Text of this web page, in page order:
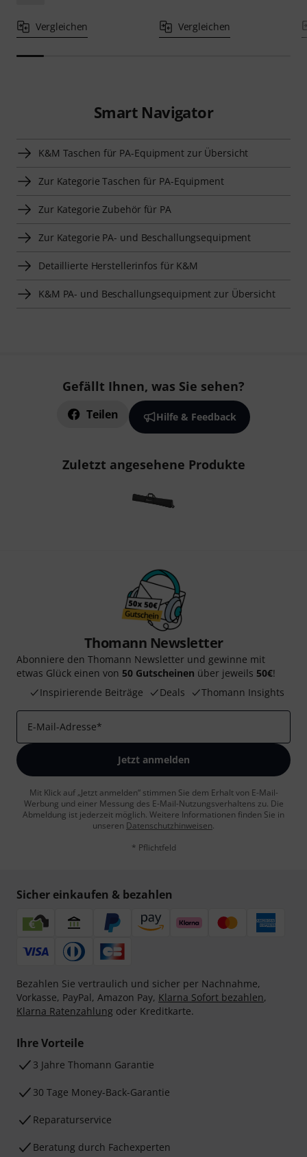
Vergleichen Vergleichen
Smart Navigator
K&M Taschen für PA-Equipment zur Übersicht
Zur Kategorie Taschen für PA-Equipment
Zur Kategorie Zubehör für PA
Zur Kategorie PA- und Beschallungsequipment
Detaillierte Herstellerinfos für K&M
K&M PA- und Beschallungsequipment zur Übersicht
Gefällt Ihnen, was Sie sehen?
Teilen Hilfe & Feedback
Zuletzt angesehene Produkte
Thomann Newsletter
Abonniere den Thomann Newsletter und gewinne mit
etwas Glück einen von 50 Gutscheinen über jeweils 50€!
Inspirierende Beiträge
Deals Thomann Insights
E-Mail-Adresse*
Jetzt anmelden
Mit Klick auf „Jetzt anmelden“ stimmen Sie dem Erhalt von E-Mail-
Werbung und einer Messung des E-Mail-Nutzungsverhaltens zu. Die
Abmeldung ist jederzeit möglich. Weitere Informationen finden Sie in
unseren Datenschutzhinweisen.
* Pflichtfeld
Sicher einkaufen & bezahlen
Bezahlen Sie vertraulich und sicher per Nachnahme,
Vorkasse, PayPal, Amazon Pay, Klarna Sofort bezahlen,
Klarna Ratenzahlung oder Kreditkarte.
Ihre Vorteile
3 Jahre Thomann Garantie
30 Tage Money-Back-Garantie
Reparaturservice
Beratung durch Fachexperten